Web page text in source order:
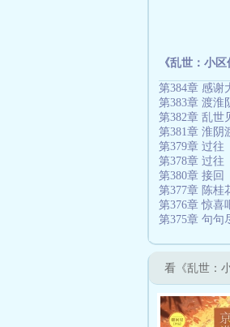
《乱世：小
第384章 感谢
第383章 渡淮
第382章 乱世
第381章 淮阴
第379章 过往
第378章 过往
第380章 接回
第377章 陈桂
第376章 惊喜
第375章 句句
看《乱世：